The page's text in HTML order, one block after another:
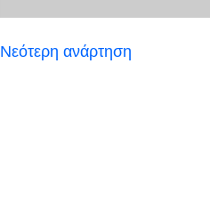
Νεότερη ανάρτηση